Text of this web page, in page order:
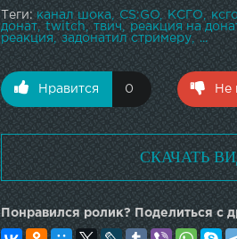
Теги: канал шока CS:GO КСГО
донат
twitch твич реакция на
реакция
задонатил стримеру ...
Нравится 0 Не
СКАЧАТЬ
Понравился ролик? Поделиться с